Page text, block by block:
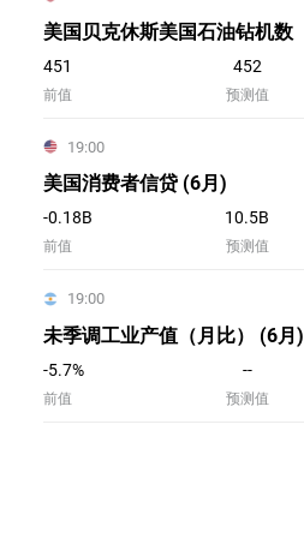
美国贝克休斯美国石油钻机数
451 452
前值 预测值
19:00
美国消费者信贷 (6月)
-0.18B 10.5B
前值 预测值
19:00
未季调工业产值（月比） (6月)
-5.7% --
前值 预测值